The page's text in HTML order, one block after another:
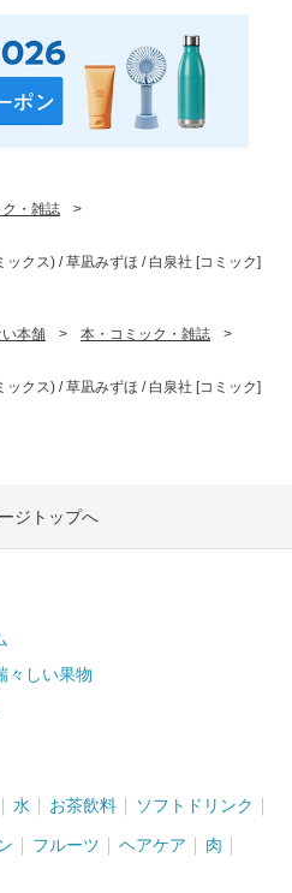
・雑誌
>
ックス) / 草凪みずほ / 白泉社 [コミック]
い本舗 > 本・コミック・雑誌
>
ックス) / 草凪みずほ / 白泉社 [コミック]
ジトップへ
々しい果物
水 お茶飲料 ソフトドリンク
フルーツ ヘアケア 肉